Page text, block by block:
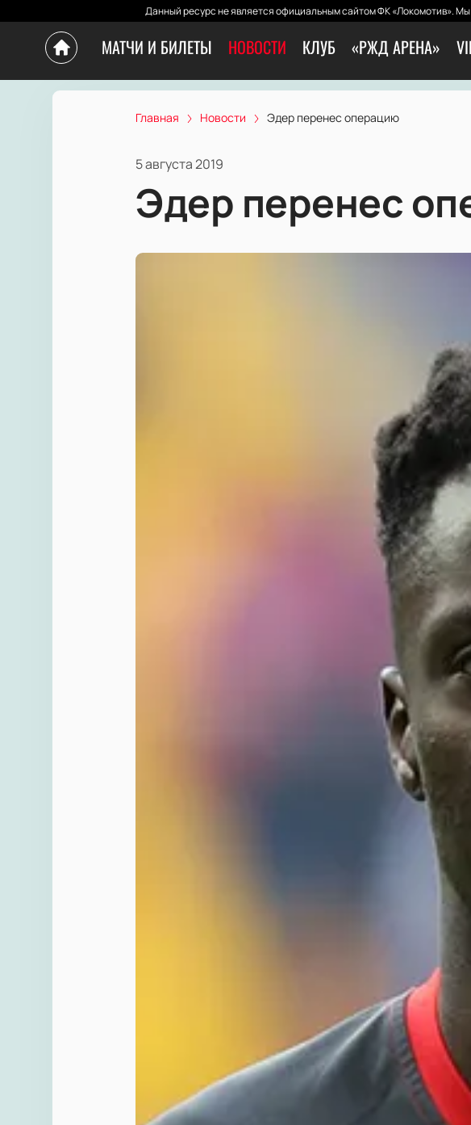
Данный ресурс не является официальным сайтом ФК «Локомотив».
МАТЧИ И БИЛЕТЫ НОВОСТИ КЛУБ «РЖД АРЕНА»
Главная Новости Эдер перенес операцию
5 августа 2019
Эдер перенес